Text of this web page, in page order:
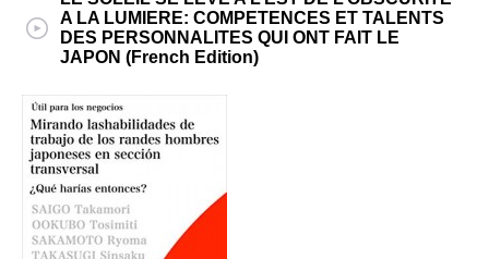
A LA LUMIERE: COMPETENCES ET TALENTS
DES PERSONNALITES QUI ONT FAIT LE
JAPON (French Edition)